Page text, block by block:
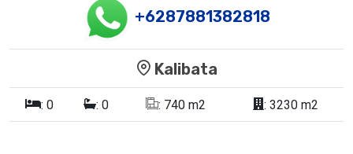
+6287881382818
Kalibata
: 0 : 0 : 740 m2 : 3230 m2